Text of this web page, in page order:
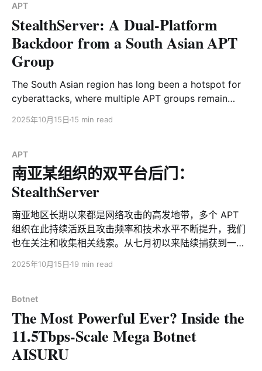
攻击者的
APT
StealthServer: A Dual-Platform
Backdoor from a South Asian APT
Group
The South Asian region has long been a hotspot for
cyberattacks, where multiple APT groups remain
frequency and sophistication of their operations. Our
intelligence. Since early July this year, we have
captured a batch of new
2025年10月15日 15 min read
APT
南亚某组织的双平台后门：
StealthServer
南亚地区长期以来都是网络攻击的高发地带，多个 APT
组织在此持续活跃且攻击频率和技术水平不断提升，我们
也在关注和收集相关线索。从七月初以来陆续捕获到一批
字多与会议、采购等话题相关，比如
“PROCUREMENT_OF_MANPORTABLE_&_COMPAC.pdf.
desktop”，在执行时表面上会打开一份 PDF 文档以误导
用户，而真正的恶意负载在后台静默运行，打开的文档内
容也多与政治、军队、会议等话题相关，且基本与南亚某
国相关。 经过分析，这是一款名为 “StealthServer” 的后
2025年10月15日 19 min read
Botnet
The Most Powerful Ever? Inside the
11.5Tbps-Scale Mega Botnet
AISURU